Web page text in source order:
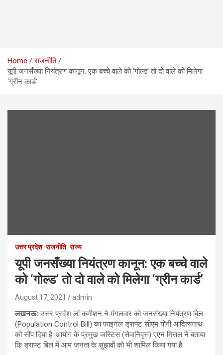
Home
राजनीति
यूपी जनसँख्या नियंत्रण कानून: एक बच्चे वाले को ‘गोल्ड’ तो दो वाले को मिलेगा
‘ग्रीन कार्ड’
उत्तर प्रदेश राजनीति राज्य
यूपी जनसँख्या नियंत्रण कानून: एक बच्चे वाले
को ‘गोल्ड’ तो दो वाले को मिलेगा ‘ग्रीन कार्ड’
August 17, 2021 admin
लखनऊ: उत्तर प्रदेश लॉ कमीशन ने मंगलवार को जनसंख्या नियंत्रण बिल
(Population Control Bill) का फाइनल ड्राफ्ट सीएम योगी आदित्यनाथ
को सौंप दिया है. आयोग के प्रमुख जस्टिस (सेवानिवृत्त) एएन मित्तल ने बताया
कि ड्राफ्ट बिल में आम जनता के सुझावों को भी शामिल किया गया है.